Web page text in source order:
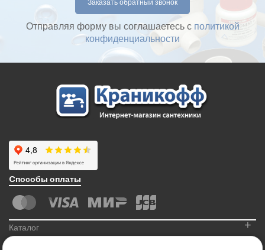
Отправляя форму вы соглашаетесь с политикой
конфиденциальности
Cпособы оплаты
Каталог +